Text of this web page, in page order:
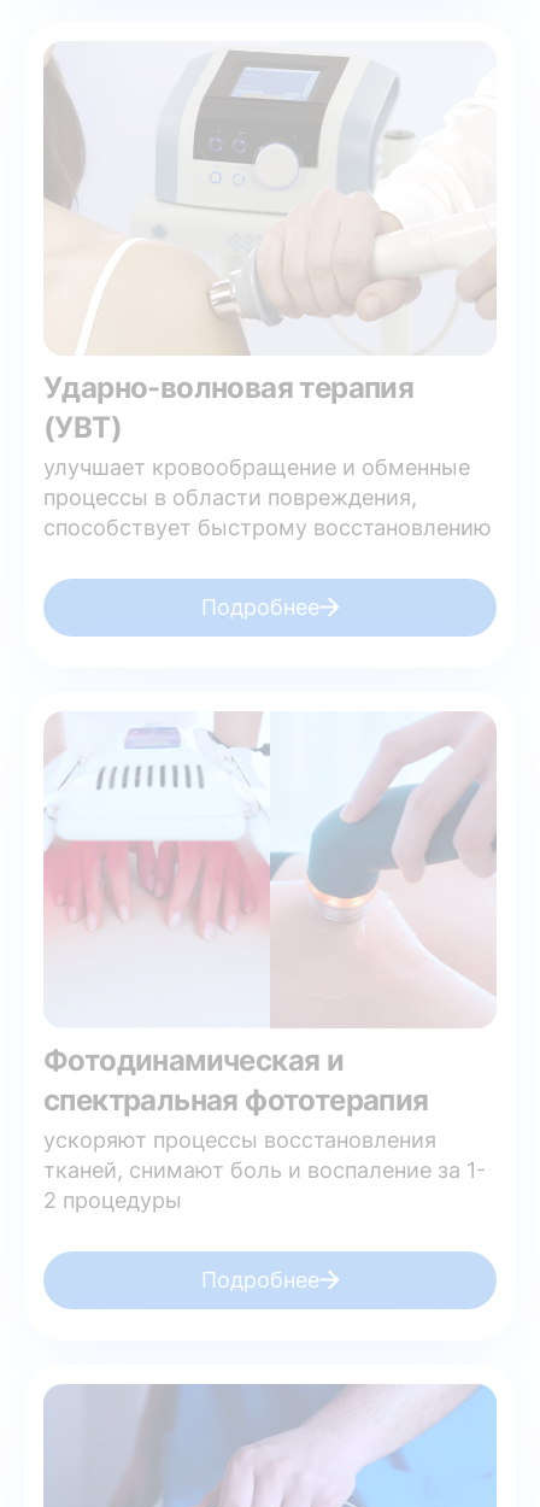
Ударно-волновая терапия
(УВТ)
улучшает кровообращение и обменные
процессы в области повреждения,
способствует быстрому восстановлению
Подробнее
Фотодинамическая и
спектральная фототерапия
ускоряют процессы восстановления
тканей, снимают боль и воспаление за 1-
2 процедуры
Подробнее